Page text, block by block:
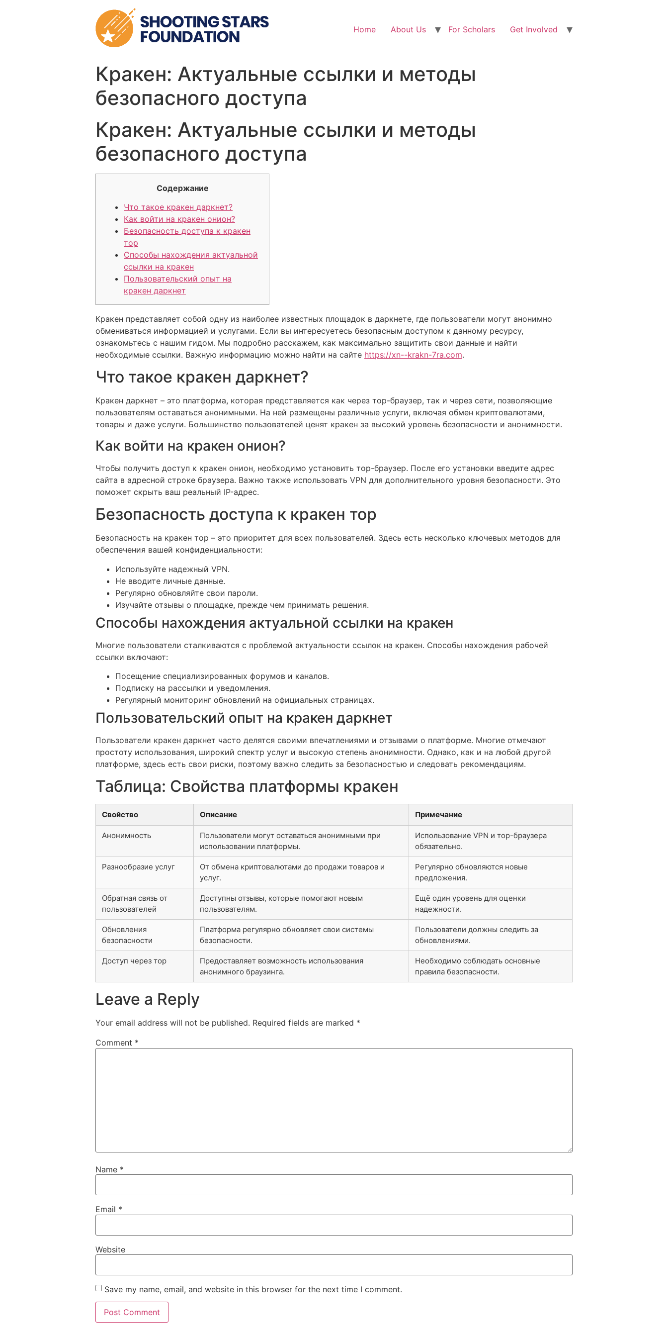
Home About Us For Scholars Get Involved
Кракен: Актуальные ссылки и методы
безопасного доступа
Кракен: Актуальные ссылки и методы
безопасного доступа
Содержание
Что такое кракен даркнет?
Как войти на кракен онион?
Безопасность доступа к кракен
тор
Способы нахождения актуальной
ссылки на кракен
Пользовательский опыт на
кракен даркнет
Кракен представляет собой одну из наиболее известных площадок в даркнете, где пользователи могут анонимно
обмениваться информацией и услугами. Если вы интересуетесь безопасным доступом к данному ресурсу,
ознакомьтесь с нашим гидом. Мы подробно расскажем, как максимально защитить свои данные и найти
необходимые ссылки. Важную информацию можно найти на сайте https://xn--krakn-7ra.com.
Что такое кракен даркнет?
Кракен даркнет – это платформа, которая представляется как через тор-браузер, так и через сети, позволяющие
пользователям оставаться анонимными. На ней размещены различные услуги, включая обмен криптовалютами,
товары и даже услуги. Большинство пользователей ценят кракен за высокий уровень безопасности и анонимности.
Как войти на кракен онион?
Чтобы получить доступ к кракен онион, необходимо установить тор-браузер. После его установки введите адрес
сайта в адресной строке браузера. Важно также использовать VPN для дополнительного уровня безопасности. Это
поможет скрыть ваш реальный IP-адрес.
Безопасность доступа к кракен тор
Безопасность на кракен тор – это приоритет для всех пользователей. Здесь есть несколько ключевых методов для
обеспечения вашей конфиденциальности:
Используйте надежный VPN.
Не вводите личные данные.
Регулярно обновляйте свои пароли.
Изучайте отзывы о площадке, прежде чем принимать решения.
Способы нахождения актуальной ссылки на кракен
Многие пользователи сталкиваются с проблемой актуальности ссылок на кракен. Способы нахождения рабочей
ссылки включают:
Посещение специализированных форумов и каналов.
Подписку на рассылки и уведомления.
Регулярный мониторинг обновлений на официальных страницах.
Пользовательский опыт на кракен даркнет
Пользователи кракен даркнет часто делятся своими впечатлениями и отзывами о платформе. Многие отмечают
простоту использования, широкий спектр услуг и высокую степень анонимности. Однако, как и на любой другой
платформе, здесь есть свои риски, поэтому важно следить за безопасностью и следовать рекомендациям.
Таблица: Свойства платформы кракен
Свойство Описание Примечание
Анонимность
Пользователи могут оставаться анонимными при
использовании платформы.
Использование VPN и тор-браузера
обязательно.
Разнообразие услуг
От обмена криптовалютами до продажи товаров и
услуг.
Регулярно обновляются новые
предложения.
Обратная связь от
пользователей
Доступны отзывы, которые помогают новым
пользователям.
Ещё один уровень для оценки
надежности.
Обновления
безопасности
Платформа регулярно обновляет свои системы
безопасности.
Пользователи должны следить за
обновлениями.
Доступ через тор
Предоставляет возможность использования
анонимного браузинга.
Необходимо соблюдать основные
правила безопасности.
Leave a Reply
Your email address will not be published. Required fields are marked *
Comment *
Name *
Email *
Website
Save my name, email, and website in this browser for the next time I comment.